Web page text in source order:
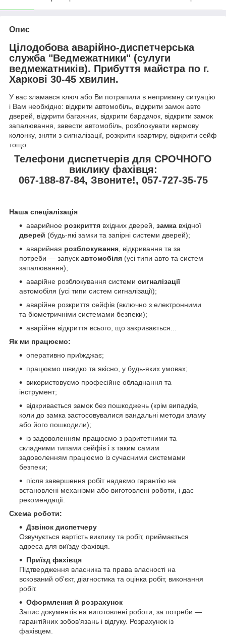
Опис
Цілодобова аварійно-диспетчерська
служба "Ведмежатники" (сулуги
ведмежатників). Прибуття майстра по г.
Харкові 30-45 хвилин.
У вас зламався ключ або Ви потрапили в неприємну ситуацію
і Вам необхідно: відкрити автомобіль, відкрити замок авто
дверей, відкрити багажник, відкрити бардачок, відкрити замок
запалювання, завести автомобіль, розблокувати кермову
колонку, зняти з сигналізації, розкрити квартиру, відкрити сейф
тощо.
Телефони диспетчерів для СРОЧНОГО
виклику фахівця:
067-188-87-84, Звоните!, 057-727-35-75
Наша спеціалізація
аварийное розкриття вхідних дверей, замка вхідної
дверей (будь-які замки та запірні системи дверей);
аварийная розблокування , відкривання та за
потреби — запуск автомобіля (усі типи авто та систем
запалювання);
аварійне розблокування системи сигналізації
автомобіля (усі типи систем сигналізації);
аварійне розкриття сейфів (включно з електронними
та біометричніми системами безпеки);
аварійне відкриття всього, що закривається...
Як ми працюємо:
оперативно приїжджає;
працюємо швидко та якісно, у будь-яких умовах;
використовуємо професійне обладнання та
інструмент;
відкривається замок без пошкоджень (крім випадків,
коли до замка застосовувалися вандальні методи зламу
або його пошкодили);
із задоволенням працюємо з раритетними та
складними типами сейфів і з таким самим
задоволенням працюємо із сучасними системами
безпеки;
після завершення робіт надаємо гарантію на
встановлені механізми або виготовлені роботи, і дає
рекомендації.
Схема роботи:
Дзвінок диспетчеру
Озвучується вартість виклику та робіт, приймається
адреса для виїзду фахівця.
Приїзд фахівця
Підтвердження власника та права власності на
вскований об'єкт, діагностика та оцінка робіт, виконання
робіт.
Оформлення й розрахунок
Запис документів на виготовлені роботи, за потреби —
гарантійних зобов'язань і відгуку. Розрахунок із
фахівцем.